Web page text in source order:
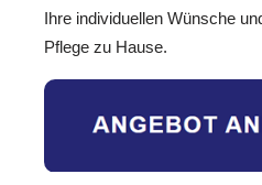
Ihre individuellen Wünsche
Pflege zu Hause.